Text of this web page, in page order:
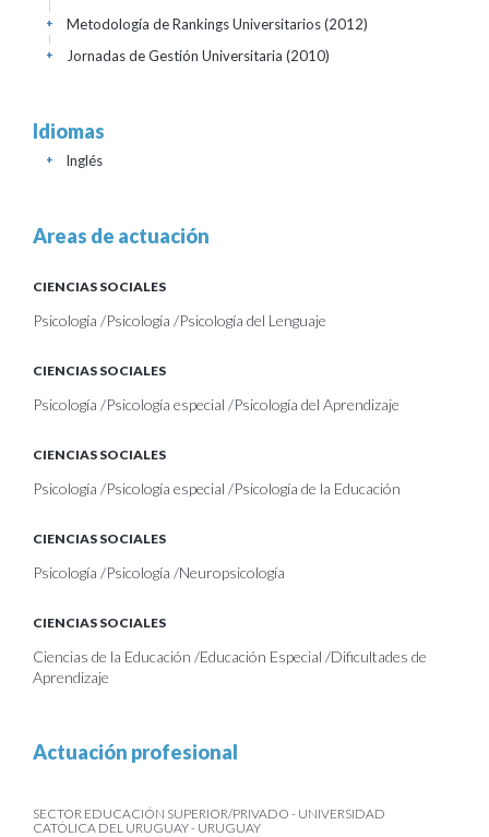
Metodología de Rankings Universitarios(2012)
+
Jornadas de Gestión Universitaria (2010)
+
Idiomas
Inglés
+
Areas de actuación
CIENCIAS SOCIALES
Psicología /Psicología /Psicología del Lenguaje
CIENCIAS SOCIALES
Psicología /Psicología especial /Psicología del Aprendizaje
CIENCIAS SOCIALES
Psicología /Psicología especial /Psicología de la Educación
CIENCIAS SOCIALES
Psicología /Psicología /Neuropsicología
CIENCIAS SOCIALES
Ciencias de la Educación /Educación Especial /Dificultades de
Aprendizaje
Actuación profesional
SECTOR EDUCACIÓN SUPERIOR/PRIVADO - UNIVERSIDAD
CATÓLICA DEL URUGUAY - URUGUAY